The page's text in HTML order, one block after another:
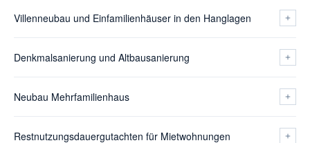
Villenneubau und Einfamilienhäuser in den Hanglagen
Alsbach-Hähnlein hat mehrere attraktive Baugrundstücke in
Hanglagen. Wir begleiten diese hochwertigen Bauprojekte von
der Planung bis zur Fertigstellung und kennen die speziellen
Anforderungen von Hangbauten - Stützwände, Drainage,
Denkmalsanierung und Altbausanierung
und Altsubstanz mit hohem Sanierungspotenzial. Wir begleiten
Denkmalsanierungen technisch fundiert - mit Blick auf formale
Neubau Mehrfamilienhaus
Mehrfamilienhäuser in Alsbach-Hähnlein sind für Investoren
Restnutzungsdauergutachten für Mietwohnungen